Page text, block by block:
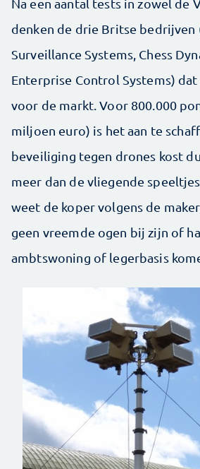
Na een aantal tests in zowel de
denken de drie Britse
Surveillance Systems, Chess
Enterprise Control Systems) dat
voor de markt. Voor 800.000
miljoen euro) is het aan te
beveiliging tegen drones kost
meer dan de vliegende
weet de koper volgens de
geen vreemde ogen bij zijn of
ambtswoning of legerbasis